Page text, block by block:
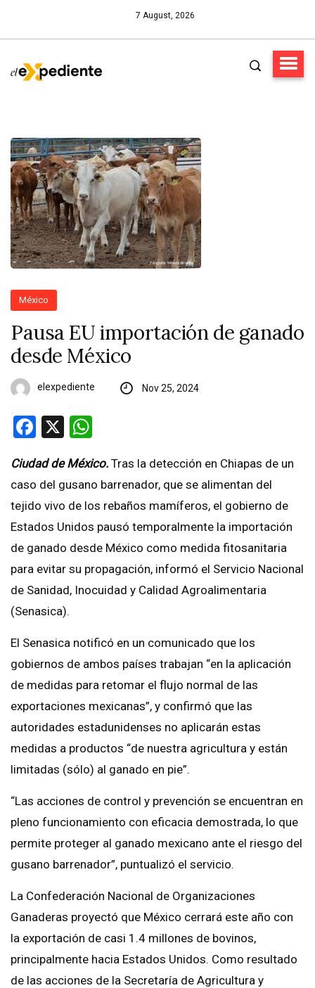
7 August, 2026
México
Pausa EU importación de ganado
desde México
elexpediente Nov 25, 2024
Facebook
X
Ciudad de México. Tras la detección en Chiapas de un
caso del gusano barrenador, que se alimentan del
tejido vivo de los rebaños mamíferos, el gobierno de
Estados Unidos pausó temporalmente la importación
de ganado desde México como medida fitosanitaria
para evitar su propagación, informó el Servicio Nacional
de Sanidad, Inocuidad y Calidad Agroalimentaria
(Senasica).
El Senasica notificó en un comunicado que los
gobiernos de ambos países trabajan “en la aplicación
de medidas para retomar el flujo normal de las
exportaciones mexicanas”, y confirmó que las
autoridades estadunidenses no aplicarán estas
medidas a productos “de nuestra agricultura y están
limitadas (sólo) al ganado en pie”.
“Las acciones de control y prevención se encuentran en
pleno funcionamiento con eficacia demostrada, lo que
permite proteger al ganado mexicano ante el riesgo del
gusano barrenador”, puntualizó el servicio.
La Confederación Nacional de Organizaciones
Ganaderas proyectó que México cerrará este año con
la exportación de casi 1.4 millones de bovinos,
principalmente hacia Estados Unidos. Como resultado
de las acciones de la Secretaría de Agricultura y